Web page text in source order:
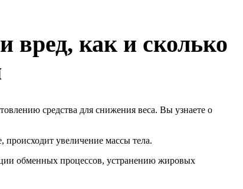
вред, как и сколько
средства для снижения веса. Вы узнаете о
происходит увеличение массы тела.
обменных процессов, устранению жировых